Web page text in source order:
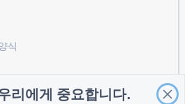
식
리에게 중요합니다.